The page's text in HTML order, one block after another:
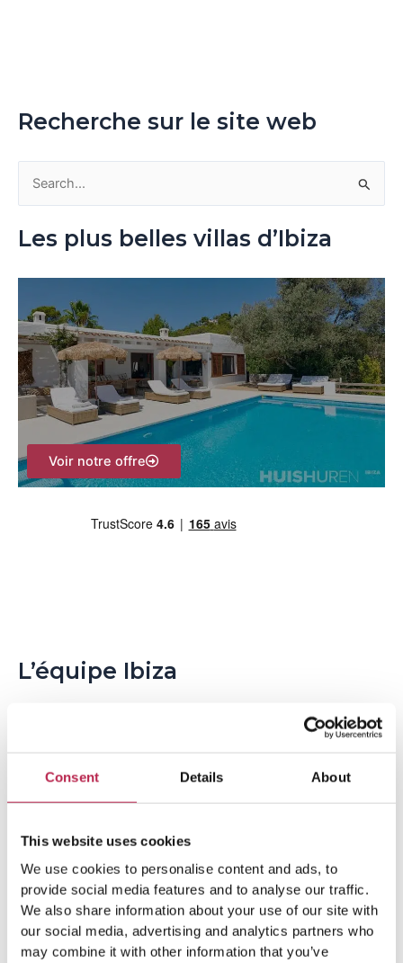
Consent Details About
This website uses cookies
We use cookies to personalise content and ads, to
provide social media features and to analyse our traffic.
We also share information about your use of our site with
our social media, advertising and analytics partners who
may combine it with other information that you’ve
Recherche sur le site web
r
c
h
e
r
:
Les plus belles villas d’Ibiza
Voir notre offre
L’équipe Ibiza
Sujets populaires
art moderne (4) Beauté naturelle(5)